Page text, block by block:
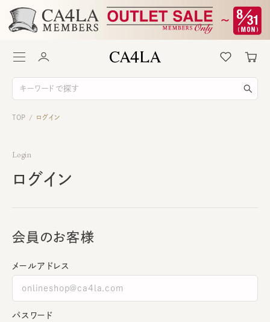
TOP / ログイン
Login
ログイン
会員のお客様
メールアドレス
パスワード